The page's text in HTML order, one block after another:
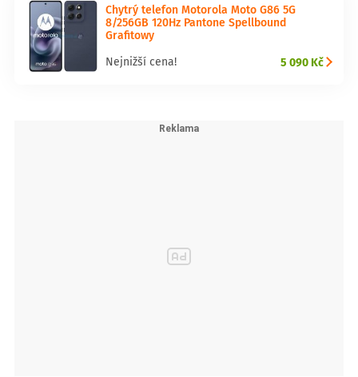
Chytrý telefon Motorola Moto G86 5G
8/256GB 120Hz Pantone Spellbound
Grafitowy
Nejnižší cena! 5 090 Kč